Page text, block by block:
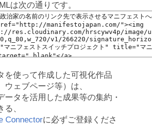
は次の通りです。
を使って作成した可視化作品
ウェブページ等）は、
ータを活用した成果等の集約・
、
Connectorに必ずご登録くださ